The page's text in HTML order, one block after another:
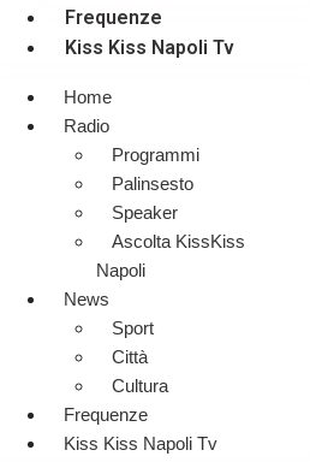
Frequenze
Kiss Kiss Napoli Tv
Home
Radio
Programmi
Palinsesto
Speaker
Ascolta KissKiss
Napoli
News
Sport
Città
Cultura
Frequenze
Kiss Kiss Napoli Tv